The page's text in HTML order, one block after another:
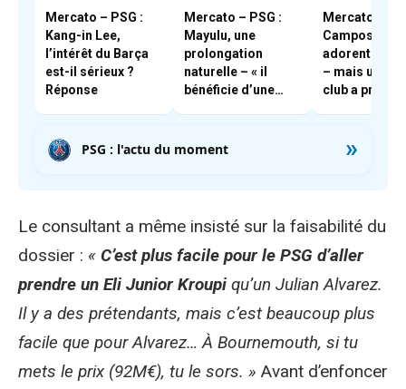
Mercato – PSG :
Kang-in Lee,
l’intérêt du Barça
est-il sérieux ?
Réponse
Mercato – PSG :
Mayulu, une
prolongation
naturelle – « il
bénéficie d’une
Mercato –
Campos et
adorent
– mais un
club a pris les
PSG : l'actu du moment »
Le consultant a même insisté sur la faisabilité du
dossier : « C’est plus facile pour le PSG d’aller
prendre un Eli Junior Kroupi qu’un Julian Alvarez.
Il y a des prétendants, mais c’est beaucoup plus
facile que pour Alvarez… À Bournemouth, si tu
mets le prix (92M€), tu le sors. » Avant d’enfoncer